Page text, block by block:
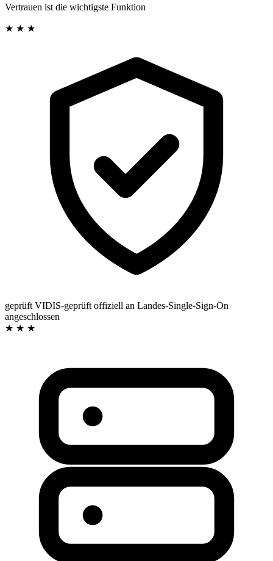
Vertrauen ist die wichtigste Funktion
★ ★ ★
geprüft VIDIS-geprüft offiziell an Landes-Single-Sign-On
angeschlossen
★ ★ ★